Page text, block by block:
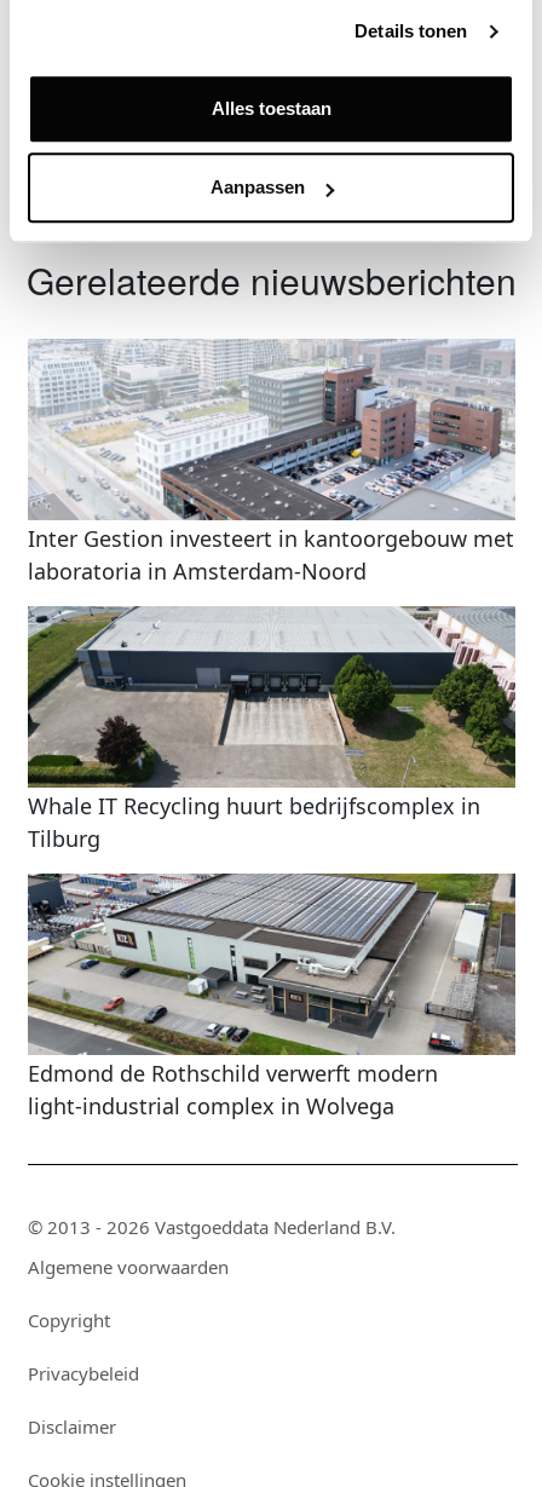
Details tonen
Alles toestaan
Aanpassen
Deze informatie is alleen beschikbaar voor licentiehouders van
Vraag een demo aan
Gerelateerde nieuwsberichten
Inter Gestion investeert in kantoorgebouw met
laboratoria in Amsterdam-Noord
Whale IT Recycling huurt bedrijfscomplex in
Tilburg
Edmond de Rothschild verwerft modern
light‑industrial complex in Wolvega
© 2013 - 2026 Vastgoeddata Nederland B.V.
Algemene voorwaarden
Copyright
Privacybeleid
Disclaimer
Cookie instellingen